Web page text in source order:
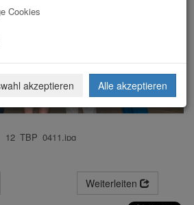
12_TBP_0411.jpg
Weiterleiten
Cookies
akzeptieren Alle akzeptieren